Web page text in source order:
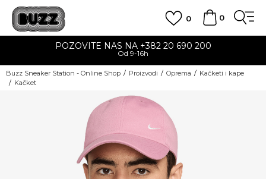
0
0
POZOVITE NAS NA +382 20 690 200
Od 9-16h
Buzz Sneaker Station - Online Shop Proizvodi Oprema
Kačketi i kape
Kačket